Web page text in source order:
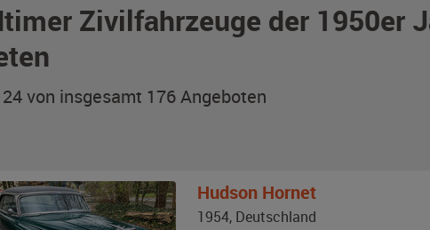
Zivilfahrzeuge der 1950er
von insgesamt 176Angeboten
Hudson Hornet
1954, Deutschland